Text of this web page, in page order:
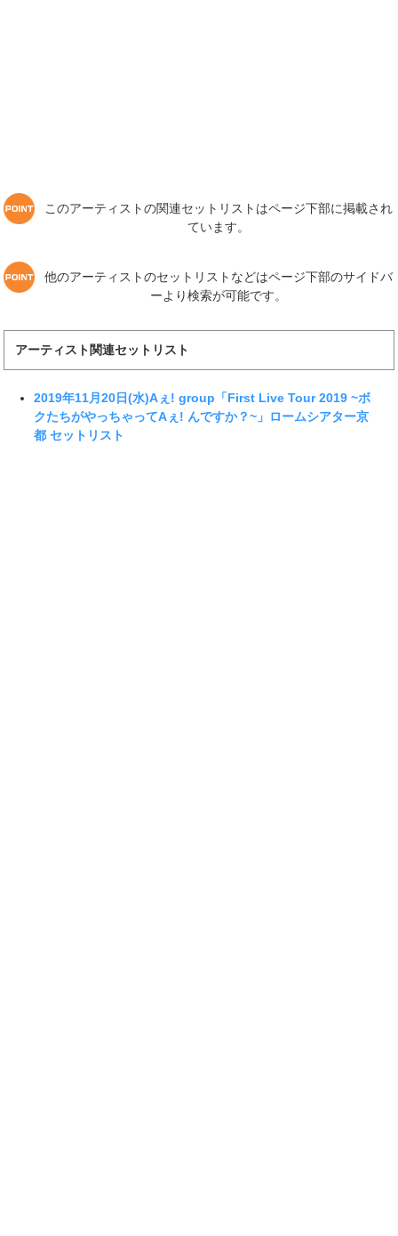
このアーティストの関連セットリストはページ下部に掲載され
ています。
他のアーティストのセットリストなどはページ下部のサイドバ
ーより検索が可能です。
アーティスト関連セットリスト
2019年11月20日(水)Aぇ! group「First Live Tour 2019 ~ボ
クたちがやっちゃってAぇ! んですか？~」ロームシアター京
都 セットリスト